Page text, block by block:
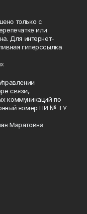
только с
или
Для интернет-
гиперссылка
связи,
коммуникаций по
номер ПИ № ТУ
Маратовна